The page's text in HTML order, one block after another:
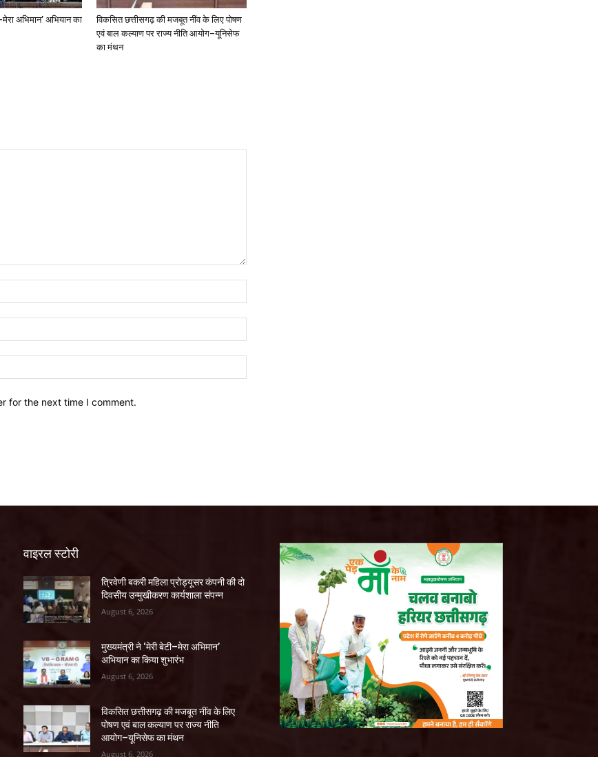
अभिमान’ अभियान का
विकसित छत्तीसगढ़ की मजबूत नींव के लिए पोषण
एवं बाल कल्याण पर राज्य नीति आयोग–यूनिसेफ
का मंथन
for the next time I comment.
वाइरल स्टोरी
त्रिवेणी बकरी महिला प्रोड्यूसर कंपनी की दो
दिवसीय उन्मुखीकरण कार्यशाला संपन्न
August 6, 2026
मुख्यमंत्री ने ‘मेरी बेटी–मेरा अभिमान’
अभियान का किया शुभारंभ
August 6, 2026
विकसित छत्तीसगढ़ की मजबूत नींव के लिए
पोषण एवं बाल कल्याण पर राज्य नीति
आयोग–यूनिसेफ का मंथन
August 6, 2026